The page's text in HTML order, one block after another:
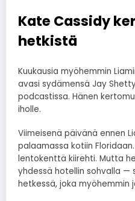
Kate Cassidy
hetkistä
Kuukausia myöhemmin
avasi sydämensä Jay
podcastissa. Hänen
iholle.
Viimeisenä päivänä ennen
palaamassa kotiin
lentokenttä kiirehti. Mutta
yhdessä hotellin sohvalla —
hetkessä, joka myöhemmin